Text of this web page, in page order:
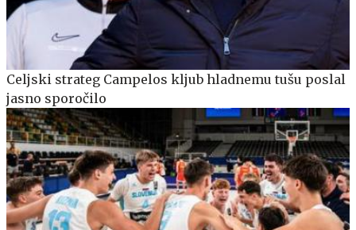
Celjski strateg Campelos kljub hladnemu tušu poslal
jasno sporočilo